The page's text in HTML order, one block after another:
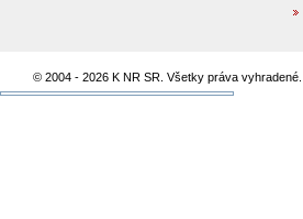
© 2004 - 2026 K NR SR. Všetky práva vyhradené.